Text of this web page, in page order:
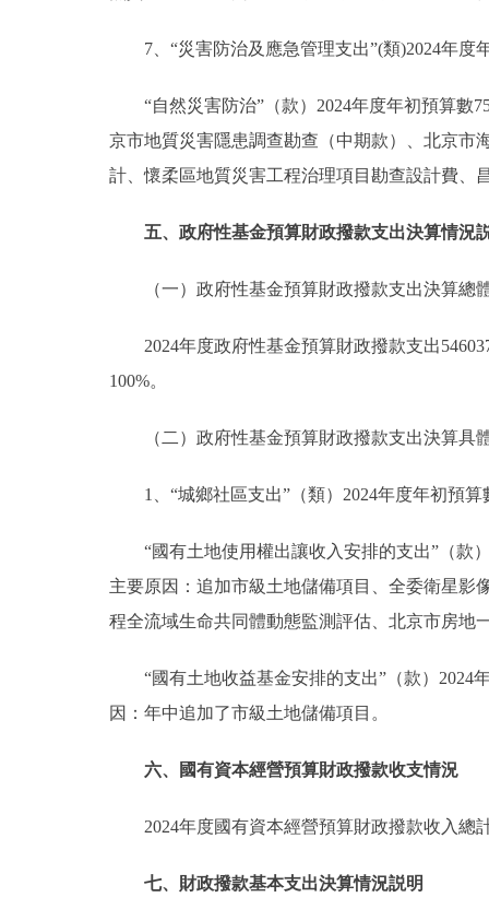
7、“災害防治及應急管理支出”(類)2024年度
“自然災害防治”（款）2024年度年初預算數
京市地質災害隱患調查勘查（中期款）、北京市
計、懷柔區地質災害工程治理項目勘查設計費、
五、政府性基金預算財政撥款支出決算情況
（一）政府性基金預算財政撥款支出決算總
2024年度政府性基金預算財政撥款支出
100%。
（二）政府性基金預算財政撥款支出決算具
1、“城鄉社區支出”（類）2024年度年初預
“國有土地使用權出讓收入安排的支出”（款
主要原因：追加市級土地儲備項目、全委衛星影
程全流域生命共同體動態監測評估、北京市房地
“國有土地收益基金安排的支出”（款）2024
因：年中追加了市級土地儲備項目。
六、國有資本經營預算財政撥款收支情況
2024年度國有資本經營預算財政撥款收入總
七、財政撥款基本支出決算情況説明